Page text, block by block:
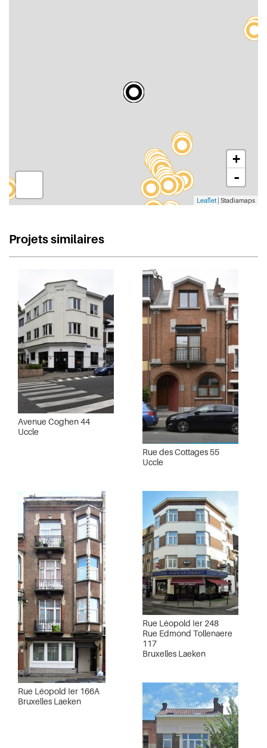
+
-
Leaflet | Stadiamaps
Projets similaires
Avenue Coghen 44
Uccle
Rue des Cottages 55
Uccle
Rue Léopold Ier 166A
Bruxelles Laeken
Rue Léopold Ier 248
Rue Edmond Tollenaere
117
Bruxelles Laeken